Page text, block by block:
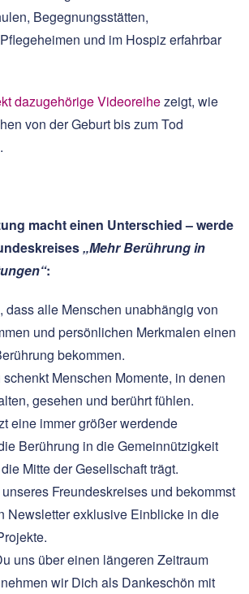
Begegnungsstätten,
und im Hospiz erfahrbar
dazugehörige Videoreihezeigt, wie
von der Geburt bis zum Tod
macht einen Unterschied – werde
„Mehr Berührung in
:
dass alle Menschen unabhängig von
und persönlichen Merkmalen einen
bekommen.
Menschen Momente, in denen
gesehen und berührt fühlen.
eine immer größer werdende
Berührung in die Gemeinnützigkeit
Mitte der Gesellschaft trägt.
Freundeskreises und bekommst
Newsletter exklusive Einblicke in die
uns über einen längeren Zeitraum
wir Dich als Dankeschön mit